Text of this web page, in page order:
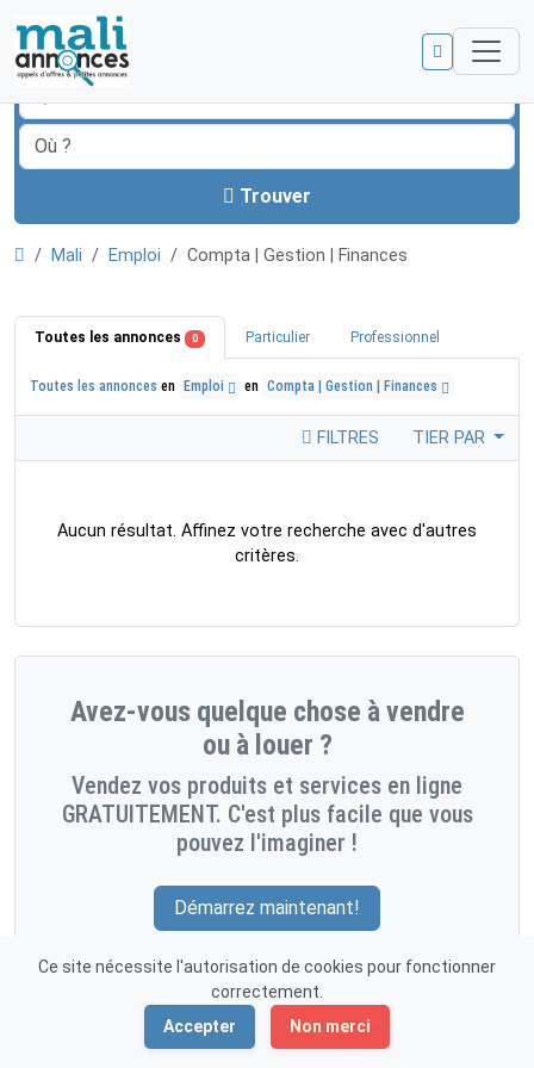
Trouver
Mali Emploi Compta | Gestion | Finances
Toutes les annonces 0 Particulier Professionnel
Toutes les annonces en Emploi en Compta | Gestion | Finances
FILTRES TIER PAR
Aucun résultat. Affinez votre recherche avec d'autres
critères.
Avez-vous quelque chose à vendre
ou à louer ?
Vendez vos produits et services en ligne
GRATUITEMENT. C'est plus facile que vous
pouvez l'imaginer !
Démarrez maintenant!
Ce site nécessite l'autorisation de cookies pour fonctionner
correctement.
Accepter
Non merci